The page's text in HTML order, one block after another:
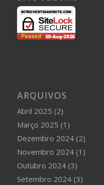
ARQUIVOS
Abril 2025 (2)
Março 2025 (1)
Dezembro 2024(2)
Novembro 2024(1)
Outubro 2024(3)
Setembro 2024(3)